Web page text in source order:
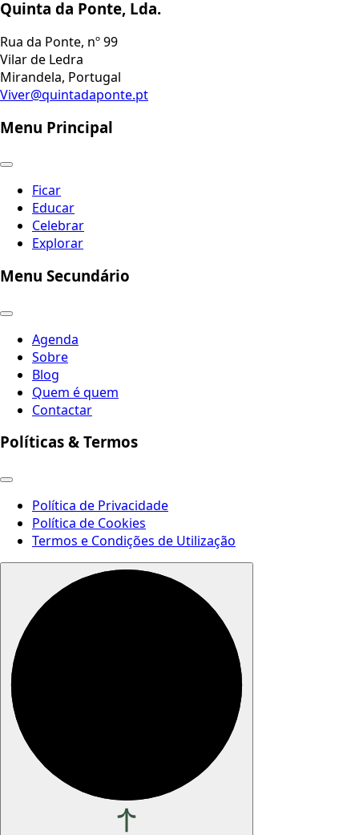
Quinta da Ponte, Lda.
Rua da Ponte, nº 99
Vilar de Ledra
Mirandela, Portugal
Viver@quintadaponte.pt
Menu Principal
Ficar
Educar
Celebrar
Explorar
Menu Secundário
Agenda
Sobre
Blog
Quem é quem
Contactar
Políticas & Termos
Política de Privacidade
Política de Cookies
Termos e Condições de Utilização